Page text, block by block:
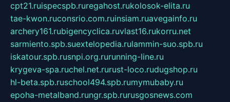
cpt21.ruispecspb.ruregahost.rukolosok-elita.ru
tae-kwon.ruconsrio.com.ruinsiam.ruavegainfo.ru
archery161.rubigencyclica.ruvlast16.rukorru.net
sarmiento.spb.suextelopedia.rulammin-suo.spb.ru
iskatour.spb.rusnpi.org.rurunning-line.ru
krygeva-spa.ruchel.net.rurust-loco.rudugshop.ru
hl-beta.spb.ruschool494.spb.rumymubaby.ru
epoha-metalband.rungr.spb.rurusgosnews.com